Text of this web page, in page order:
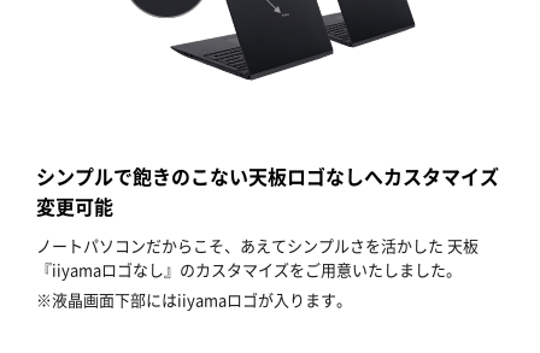
シンプルで飽きのこない天板ロゴなしへカスタマイズ
変更可能
ノートパソコンだからこそ、あえてシンプルさを活かした 天板
『iiyamaロゴなし』のカスタマイズをご用意いたしました。
※液晶画面下部にはiiyamaロゴが入ります。